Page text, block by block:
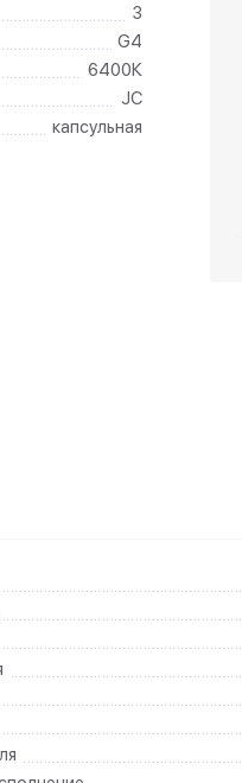
розетки
садово-парковые
3
G4
6400К
JC
капсульная